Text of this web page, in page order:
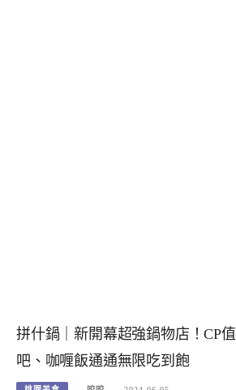
拼什鍋｜新開幕超強鍋物店！CP
吧、咖喱飯通通無限吃到飽